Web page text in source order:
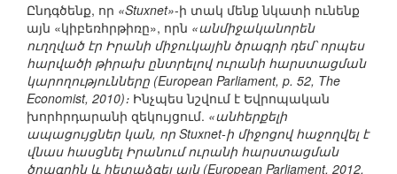
Ընդգծենք, որ «Stuxnet»-ի տակ մենք նկատի ունենք
այն «կիբեռհրթիռը», որն «անմիջականորեն
ուղղված էր Իրանի միջուկային ծրագրի դեմ՝ որպես
հարվածի թիրախ ընտրելով ուրանի հարստացման
կարողությունները (European Parliament, p. 52, The
Economist, 2010)։ Ինչպես նշվում է Եվրոպական
խորհրդարանի զեկույցում. «անհերքելի
ապացույցներ կան, որ Stuxnet-ի միջոցով հաջողվել է
վնաս հասցնել Իրանում ուրանի հարստացման
ծրագրին և հետաձգել այն (European Parliament, 2012,